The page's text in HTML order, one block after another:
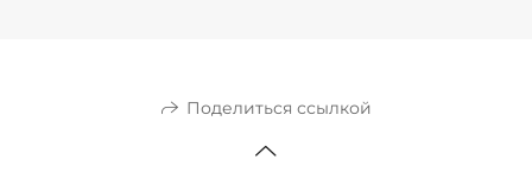
Поделиться ссылкой